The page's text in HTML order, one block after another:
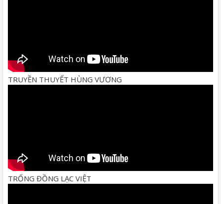
TRUYỀN THUYẾT HÙNG VƯƠNG
TRỐNG ĐỒNG LẠC VIỆT